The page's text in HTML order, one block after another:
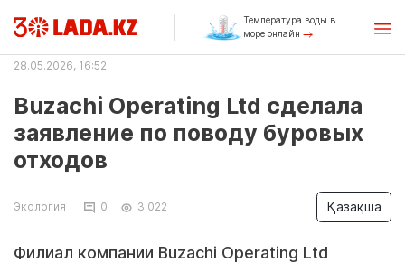
Температура воды в
море онлайн
28.05.2026, 16:52
Buzachi Operating Ltd сделала
заявление по поводу буровых
отходов
Экология 0 3 022 Қазақша
Филиал компании Buzachi Operating Ltd